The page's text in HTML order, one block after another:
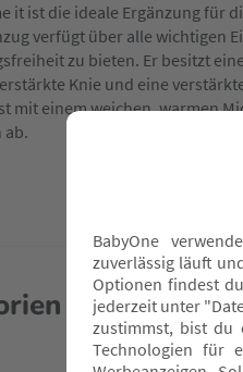
it ist die ideale Ergänzung für
verfügt über alle wichtigen
zu bieten. Er besitzt
Knie und eine
mit einem weichen, warmen
ab.